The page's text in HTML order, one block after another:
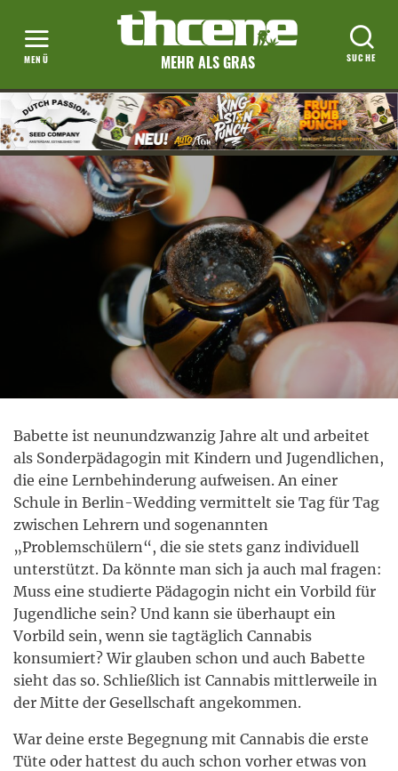
MEHR ALS GRAS
Babette ist neunundzwanzig Jahre alt und arbeitet
als Sonderpädagogin mit Kindern und Jugendlichen,
die eine Lernbehinderung aufweisen. An einer
Schule in Berlin-Wedding vermittelt sie Tag für Tag
zwischen Lehrern und sogenannten
„Problemschülern“, die sie stets ganz individuell
unterstützt. Da könnte man sich ja auch mal fragen:
Muss eine studierte Pädagogin nicht ein Vorbild für
Jugendliche sein? Und kann sie überhaupt ein
Vorbild sein, wenn sie tagtäglich Cannabis
konsumiert? Wir glauben schon und auch Babette
sieht das so. Schließlich ist Cannabis mittlerweile in
der Mitte der Gesellschaft angekommen.
War deine erste Begegnung mit Cannabis die erste
Tüte oder hattest du auch schon vorher etwas von